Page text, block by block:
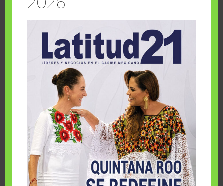
Innovación que transforma la
navegación
La evolución tecnológica también comienza a marcar
diferencias dentro del segmento.
Uno de los ejemplos es Saxdor Yachts, cuyos modelos
incorporan sistemas de baterías de litio capaces de sustituir